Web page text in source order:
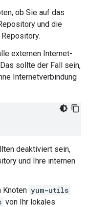
ob Sie auf das
und die
externen Internet-
sollte der Fall sein,
Internetverbindung
deaktiviert sein,
und Ihre internen
Knoten yum-utils
von Ihr lokales